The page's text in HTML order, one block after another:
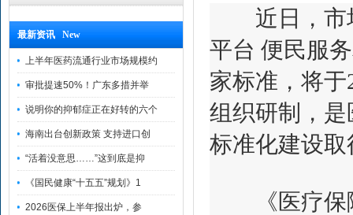
最新资讯 New
上半年医药流通行业市场规模约
审批提速50%！广东多措并举
说明你的抑郁症正在好转的六个
海南出台创新政策 支持进口创
“活着没意思……”这到底是抑
《国民健康“十五五”规划》1
2026医保上半年报出炉，参
近日，市场
平台 便民服
家标准，将
组织研制，
标准化建设
《医疗保障